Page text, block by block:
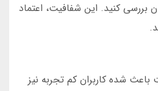
بررسی کنید. این شفافیت، اعتماد
شده کاربران کم تجربه نیز